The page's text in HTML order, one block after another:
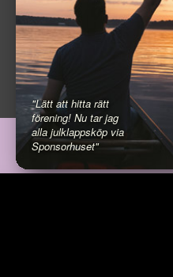
"Lätt att hitta rätt
förening! Nu tar jag
alla julklappsköp via
Sponsorhuset"